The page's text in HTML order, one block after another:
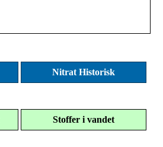
Nitrat Historisk
Stoffer i vandet